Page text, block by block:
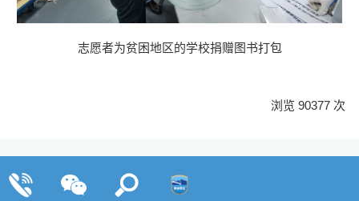
志愿者为贫困地区的学校捐赠图书打包
浏览 90377 次